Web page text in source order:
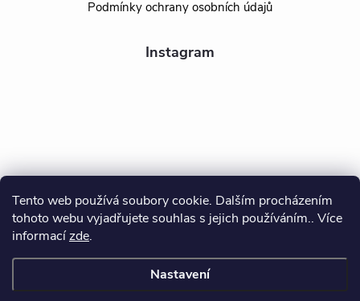
Tento web používá soubory cookie. Dalším procházením
tohoto webu vyjadřujete souhlas s jejich používáním.. Více
informacízde.
Nastavení
Podmínky ochrany osobních údajů
Instagram
Sledovat na Instagramu